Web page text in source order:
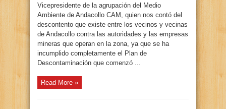
Vicepresidente de la agrupación del Medio
Ambiente de Andacollo CAM, quien nos contó del
descontento que existe entre los vecinos y vecinas
de Andacollo contra las autoridades y las empresas
mineras que operan en la zona, ya que se ha
incumplido completamente el Plan de
Descontaminación que comenzó ...
Read More »